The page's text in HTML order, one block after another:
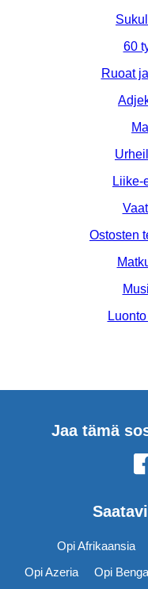
60
Ruoat
Liike-
Ostosten
Jaa tämä
Opi Afrikaansia
Opi Azeria
Opi